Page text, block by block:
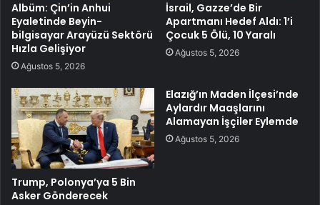
Albüm: Çin’in Anhui
Eyaletinde Beyin-
bilgisayar Arayüzü Sektörü
Hızla Gelişiyor
Ağustos 5, 2026
İsrail, Gazze’de Bir
Apartmanı Hedef Aldı: 1’i
Çocuk 5 Ölü, 10 Yaralı
Ağustos 5, 2026
Trump, Polonya’ya 5 Bin
Asker Gönderecek
Elazığ’ın Maden İlçesi’nde
Aylardır Maaşlarını
Alamayan İşçiler Eylemde
Ağustos 5, 2026